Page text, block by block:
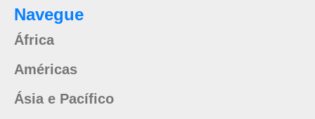
Navegue
África
Américas
Ásia e Pacífico